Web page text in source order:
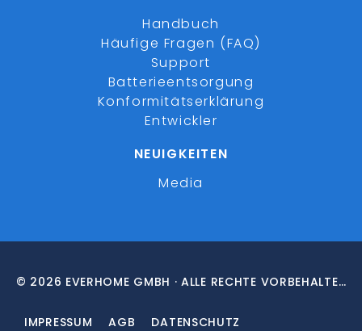
Handbuch
Häufige Fragen (FAQ)
Support
Batterieentsorgung
Konformitätserklärung
Entwickler
NEUIGKEITEN
Media
© 2026 EVERHOME GMBH · ALLE RECHTE VORBEHALTEN
IMPRESSUM AGB DATENSCHUTZ